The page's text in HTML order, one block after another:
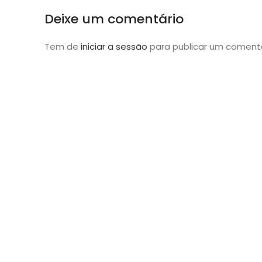
Deixe um comentário
Tem de iniciar a sessão para publicar um